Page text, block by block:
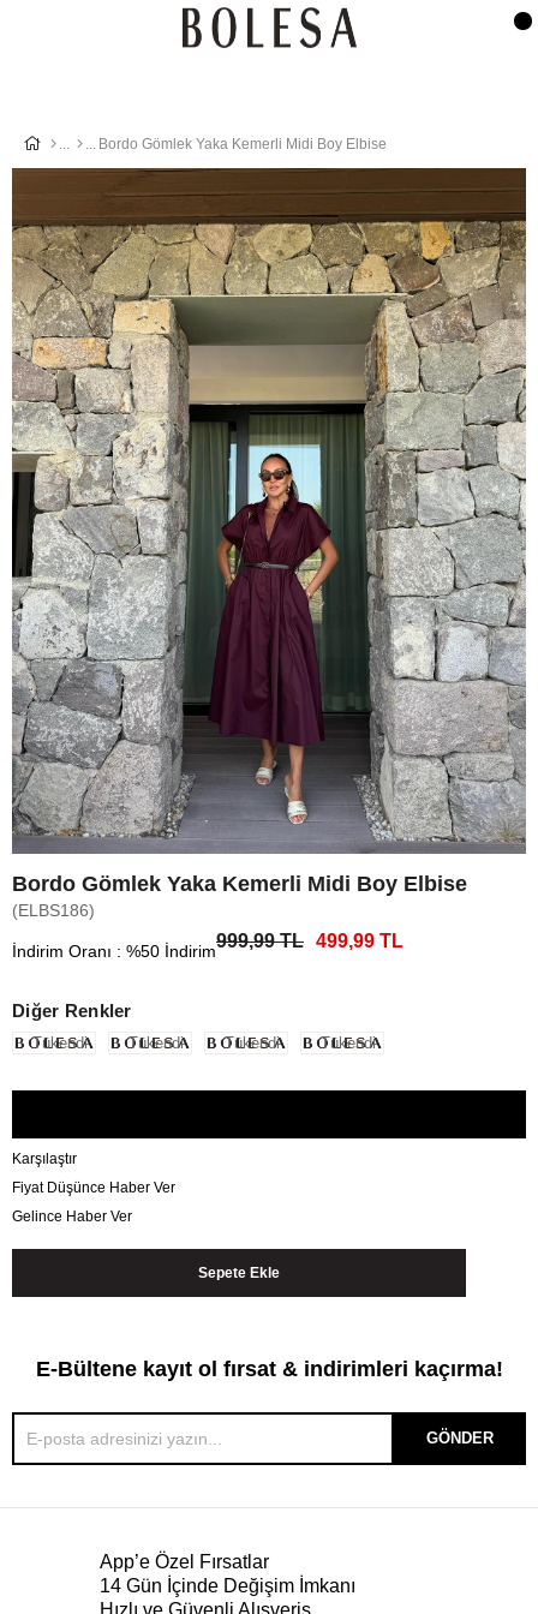
Bordo Gömlek Yaka Kemerli Midi Boy Elbise
Bordo Gömlek Yaka Kemerli Midi Boy Elbise
(ELBS186)
İndirim Oranı : %50 İndirim999,99 TL 499,99 TL
Diğer Renkler
Tükendi Tükendi Tükendi Tükendi
Karşılaştır
Fiyat Düşünce Haber Ver
Gelince Haber Ver
E-Bültene kayıt ol fırsat & indirimleri kaçırma!
GÖNDER
App’e Özel Fırsatlar
14 Gün İçinde Değişim İmkanı
Hızlı ve Güvenli Alışveriş